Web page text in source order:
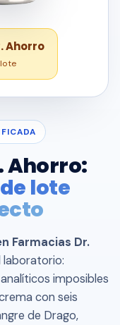
Ahorro
Ahorro:
lote
Farmacias Dr.
laboratorio:
imposibles
con seis
de Drago,